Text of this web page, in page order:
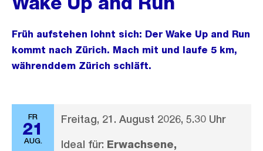
Früh aufstehen lohnt sich: Der Wake Up and Run
kommt nach Zürich. Mach mit und laufe 5 km,
währenddem Zürich schläft.
FR
21
AUG.
Freitag, 21. August 2026, 5.30 Uhr
Ideal für: Erwachsene,